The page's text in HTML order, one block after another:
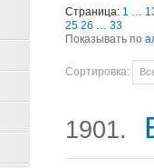
Страница: 1 …
25 26 … 33
Показывать по
Сортировка:
1901.